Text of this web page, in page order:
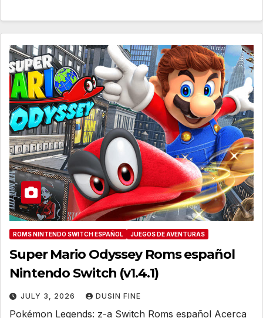
ROMS NINTENDO SWITCH ESPAÑOL JUEGOS DE AVENTURAS
Super Mario Odyssey Roms español
Nintendo Switch (v1.4.1)
JULY 3, 2026 DUSIN FINE
Pokémon Legends: z-a Switch Roms español Acerca